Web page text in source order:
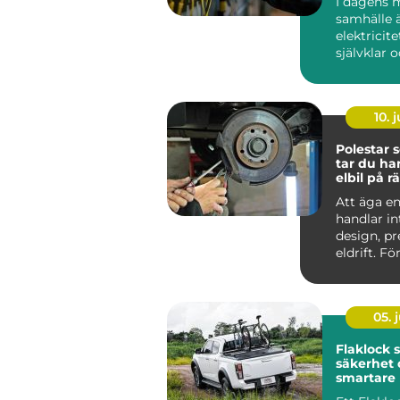
samhälle
självklar
v&ar...
10.
Polestar
tar du
elbil på
Att äga
handlar
design,
eldrift.
05.
Flaklock skydd,
säkerhet
smartare